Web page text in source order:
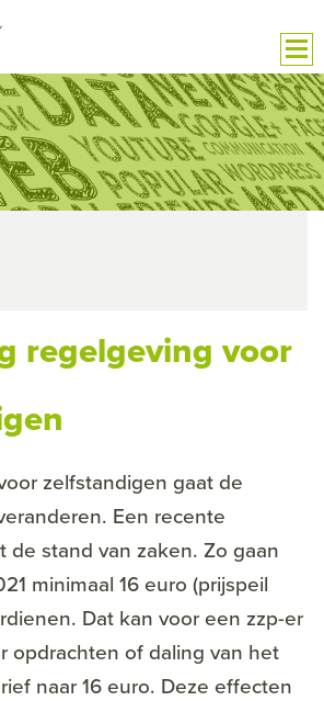
regelgeving voor
zelfstandigen gaat de
Een recente
de stand van zaken. Zo gaan
minimaal 16 euro (prijspeil
Dat kan voor een zzp-er
opdrachten of daling van het
naar 16 euro. Deze effecten